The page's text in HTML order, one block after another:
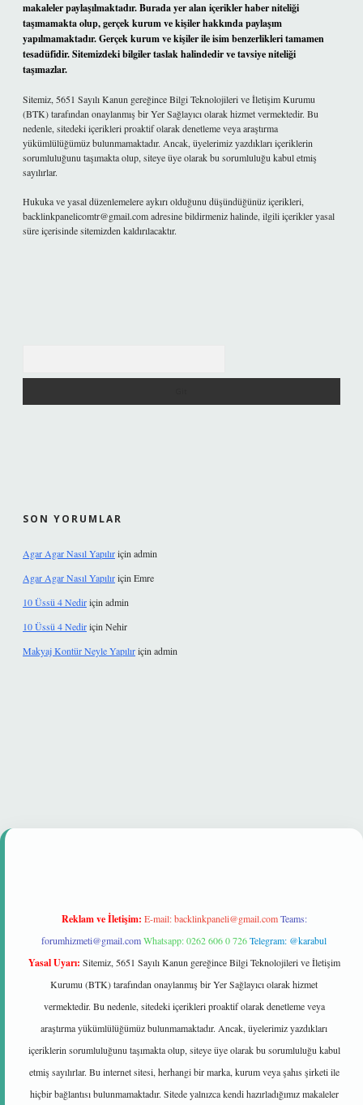
makaleler paylaşılmaktadır. Burada yer alan içerikler haber niteliği
taşımamakta olup, gerçek kurum ve kişiler hakkında paylaşım
yapılmamaktadır. Gerçek kurum ve kişiler ile isim benzerlikleri tamamen
tesadüfidir. Sitemizdeki bilgiler taslak halindedir ve tavsiye niteliği
taşımazlar.
Sitemiz, 5651 Sayılı Kanun gereğince Bilgi Teknolojileri ve İletişim Kurumu
(BTK) tarafından onaylanmış bir Yer Sağlayıcı olarak hizmet vermektedir. Bu
nedenle, sitedeki içerikleri proaktif olarak denetleme veya araştırma
yükümlülüğümüz bulunmamaktadır. Ancak, üyelerimiz yazdıkları içeriklerin
sorumluluğunu taşımakta olup, siteye üye olarak bu sorumluluğu kabul etmiş
sayılırlar.
Hukuka ve yasal düzenlemelere aykırı olduğunu düşündüğünüz içerikleri,
backlinkpanelicomtr@gmail.comadresine bildirmeniz halinde, ilgili içerikler yasal
süre içerisinde sitemizden kaldırılacaktır.
SON YORUMLAR
Agar Agar Nasıl Yapılıriçin admin
Agar Agar Nasıl Yapılıriçin Emre
10 Üssü 4 Nediriçin admin
10 Üssü 4 Nediriçin Nehir
Makyaj Kontür Neyle Yapılıriçin admin
güvenilir mi
Reklam ve İletişim: E-mail:backlinkpaneli@gmail.com Teams:
forumhizmeti@gmail.comWhatsapp: 0262 606 0 726Telegram: @karabul
Yasal Uyarı: Sitemiz, 5651 Sayılı Kanun gereğince Bilgi Teknolojileri ve İletişim
Kurumu (BTK) tarafından onaylanmış bir Yer Sağlayıcı olarak hizmet
vermektedir. Bu nedenle, sitedeki içerikleri proaktif olarak denetleme veya
araştırma yükümlülüğümüz bulunmamaktadır. Ancak, üyelerimiz yazdıkları
içeriklerin sorumluluğunu taşımakta olup, siteye üye olarak bu sorumluluğu kabul
etmiş sayılırlar. Bu internet sitesi, herhangi bir marka, kurum veya şahıs şirketi ile
hiçbir bağlantısı bulunmamaktadır. Sitede yalnızca kendi hazırladığımız makaleler